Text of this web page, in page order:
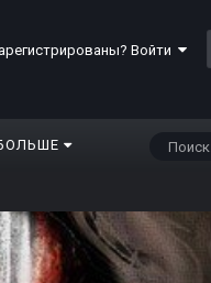
Войти